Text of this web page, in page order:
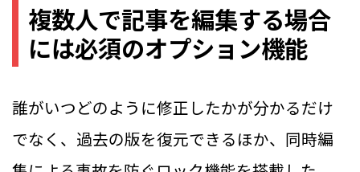
複数人で記事を編集する場合
には必須のオプション機能
誰がいつどのように修正したかが分かるだけ
でなく、過去の版を復元できるほか、同時編